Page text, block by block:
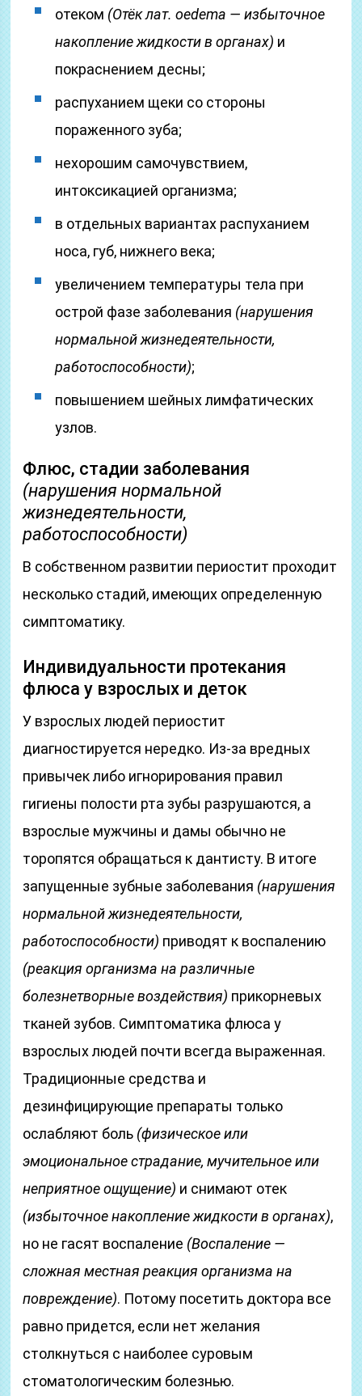
отеком (Отёк лат. oedema — избыточное
накопление жидкости в органах) и
покраснением десны;
распуханием щеки со стороны
пораженного зуба;
нехорошим самочувствием,
интоксикацией организма;
в отдельных вариантах распуханием
носа, губ, нижнего века;
увеличением температуры тела при
острой фазе заболевания (нарушения
нормальной жизнедеятельности,
работоспособности);
повышением шейных лимфатических
узлов.
Флюс, стадии заболевания
(нарушения нормальной
жизнедеятельности,
работоспособности)
В собственном развитии периостит проходит
несколько стадий, имеющих определенную
симптоматику.
Индивидуальности протекания
флюса у взрослых и деток
У взрослых людей периостит
диагностируется нередко. Из-за вредных
привычек либо игнорирования правил
гигиены полости рта зубы разрушаются, а
взрослые мужчины и дамы обычно не
торопятся обращаться к дантисту. В итоге
запущенные зубные заболевания (нарушения
нормальной жизнедеятельности,
работоспособности) приводят к воспалению
(реакция организма на различные
болезнетворные воздействия) прикорневых
тканей зубов. Симптоматика флюса у
взрослых людей почти всегда выраженная.
Традиционные средства и
дезинфицирующие препараты только
ослабляют боль (физическое или
эмоциональное страдание, мучительное или
неприятное ощущение) и снимают отек
(избыточное накопление жидкости в органах),
но не гасят воспаление (Воспаление —
сложная местная реакция организма на
повреждение). Потому посетить доктора все
равно придется, если нет желания
столкнуться с наиболее суровым
стоматологическим болезнью.